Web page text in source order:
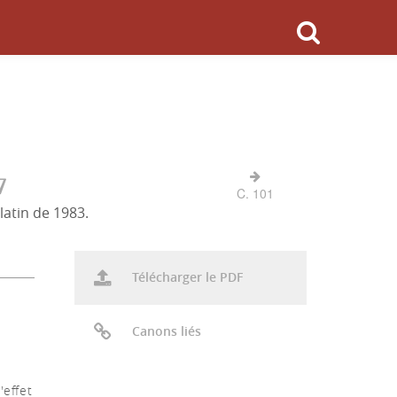
de 1983.
C. 101
Télécharger le PDF
Canons liés